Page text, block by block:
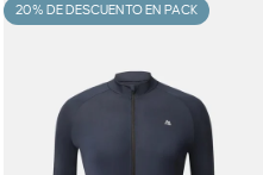
20% DE DESCUENTO EN PACK